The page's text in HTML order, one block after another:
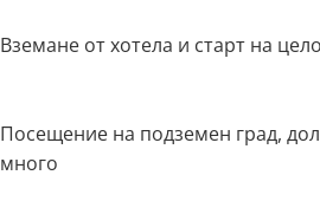
Вземане от хотела и старт на
Посещение на подземен град,
много